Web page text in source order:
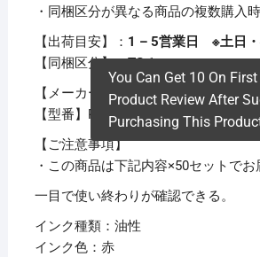
・同梱区分が異なる商品の複数購入時
【出荷目安】： 1 – 5営業日 ※土日・
【同梱区分】：TS 1
【メーカー名】三菱鉛筆
【型番】PWBR1004M.15
【ご注意事項】
・この商品は下記内容×50セットでお
一目で使い終わりが確認できる。
インク種類：油性
インク色：赤
You Can Get 10 On
Product Review After
Purchasing This